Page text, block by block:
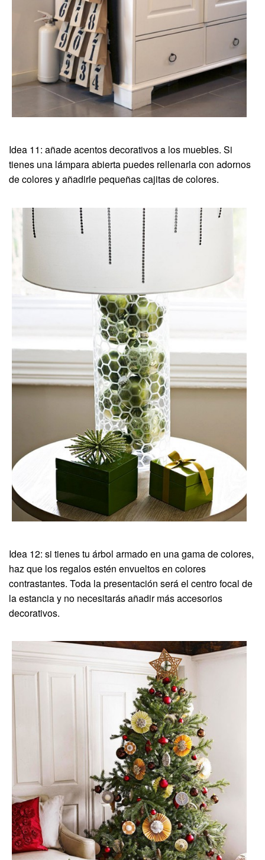
Idea 11: añade acentos decorativos a los muebles. Si
tienes una lámpara abierta puedes rellenarla con adornos
de colores y añadirle pequeñas cajitas de colores.
Idea 12: si tienes tu árbol armado en una gama de colores,
haz que los regalos estén envueltos en colores
contrastantes. Toda la presentación será el centro focal de
la estancia y no necesitarás añadir más accesorios
decorativos.